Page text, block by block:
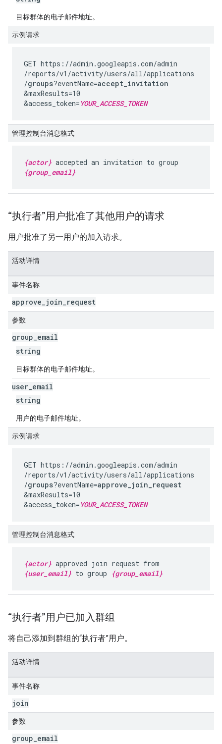
目标群体的电子邮件地址。
示例请求
GET https://admin.googleapis.com/admin
/reports/v1 /activity/users/all/applications
/groups?eventName=accept_invitation
&maxResults=10
&access_token= YOUR_ACCESS_TOKEN
管理控制台消息格式
{actor} accepted an invitation to group
{group_email}
“执行者”用户批准了其他用户的请求
用户批准了另一用户的加入请求。
活动详情
事件名称
approve join request
参数
group email
string
目标群体的电子邮件地址。
user email
string
用户的电子邮件地址。
示例请求
GET https://admin.googleapis.com/admin
/reports/v1 /activity/users/all/applications
/groups?eventName=approve_join_request
&maxResults=10
&access_token= YOUR_ACCESS_TOKEN
管理控制台消息格式
{actor} approved join request from
{user_email} to group {group_email}
“执行者”用户已加入群组
将自己添加到群组的“执行者”用户。
活动详情
事件名称
join
参数
group email